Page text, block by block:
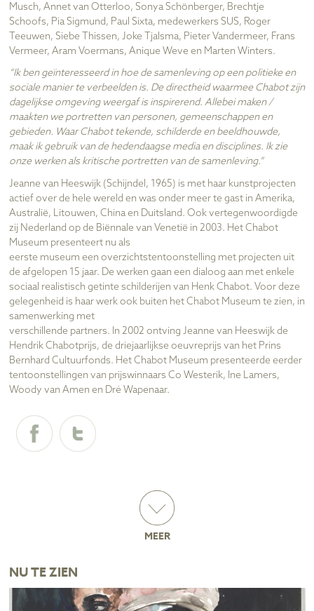
Musch, Annet van Otterloo, Sonya Schönberger, Brechtje
Schoofs, Pia Sigmund, Paul Sixta, medewerkers SUS, Roger
Teeuwen, Siebe Thissen, Joke Tjalsma, Pieter Vandermeer, Frans
Vermeer, Aram Voermans, Anique Weve en Marten Winters.
“Ik ben geïnteresseerd in hoe de samenleving op een politieke en
sociale manier te verbeelden is. De directheid waarmee Chabot zijn
dagelijkse omgeving weergaf is inspirerend. Allebei maken /
maakten we portretten van personen, gemeenschappen en
gebieden. Waar Chabot tekende, schilderde en beeldhouwde,
maak ik gebruik van de hedendaagse media en disciplines. Ik zie
onze werken als kritische portretten van de samenleving.”
Jeanne van Heeswijk (Schijndel, 1965) is met haar kunstprojecten
actief over de hele wereld en was onder meer te gast in Amerika,
Australië, Litouwen, China en Duitsland. Ook vertegenwoordigde
zij Nederland op de Biënnale van Venetië in 2003. Het Chabot
Museum presenteert nu als
eerste museum een overzichtstentoonstelling met projecten uit
de afgelopen 15 jaar. De werken gaan een dialoog aan met enkele
sociaal realistisch getinte schilderijen van Henk Chabot. Voor deze
gelegenheid is haar werk ook buiten het Chabot Museum te zien, in
samenwerking met
verschillende partners. In 2002 ontving Jeanne van Heeswijk de
Hendrik Chabotprijs, de driejaarlijkse oeuvreprijs van het Prins
Bernhard Cultuurfonds. Het Chabot Museum presenteerde eerder
tentoonstellingen van prijswinnaars Co Westerik, Ine Lamers,
Woody van Amen en Dré Wapenaar.
MEER
NU TE ZIEN